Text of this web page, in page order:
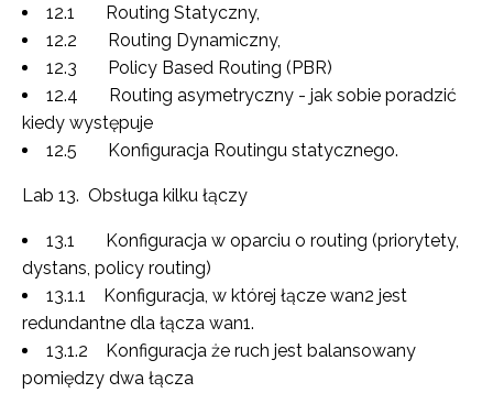
12.1 Routing Statyczny,
12.2 Routing Dynamiczny,
12.3 Policy Based Routing (PBR)
12.4 Routing asymetryczny - jak sobie poradzić
kiedy występuje
12.5 Konfiguracja Routingu statycznego.
Lab 13. Obsługa kilku łączy
13.1 Konfiguracja w oparciu o routing (priorytety,
dystans, policy routing)
13.1.1 Konfiguracja, w której łącze wan2 jest
redundantne dla łącza wan1.
13.1.2 Konfiguracja że ruch jest balansowany
pomiędzy dwa łącza